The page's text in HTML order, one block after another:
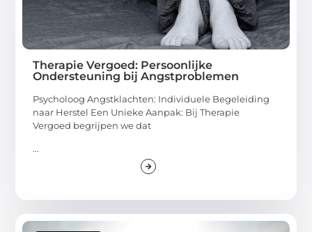
Therapie Vergoed: Persoonlijke
Ondersteuning bij Angstproblemen
Psycholoog Angstklachten: Individuele Begeleiding
naar Herstel Een Unieke Aanpak: Bij Therapie
Vergoed begrijpen we dat
...